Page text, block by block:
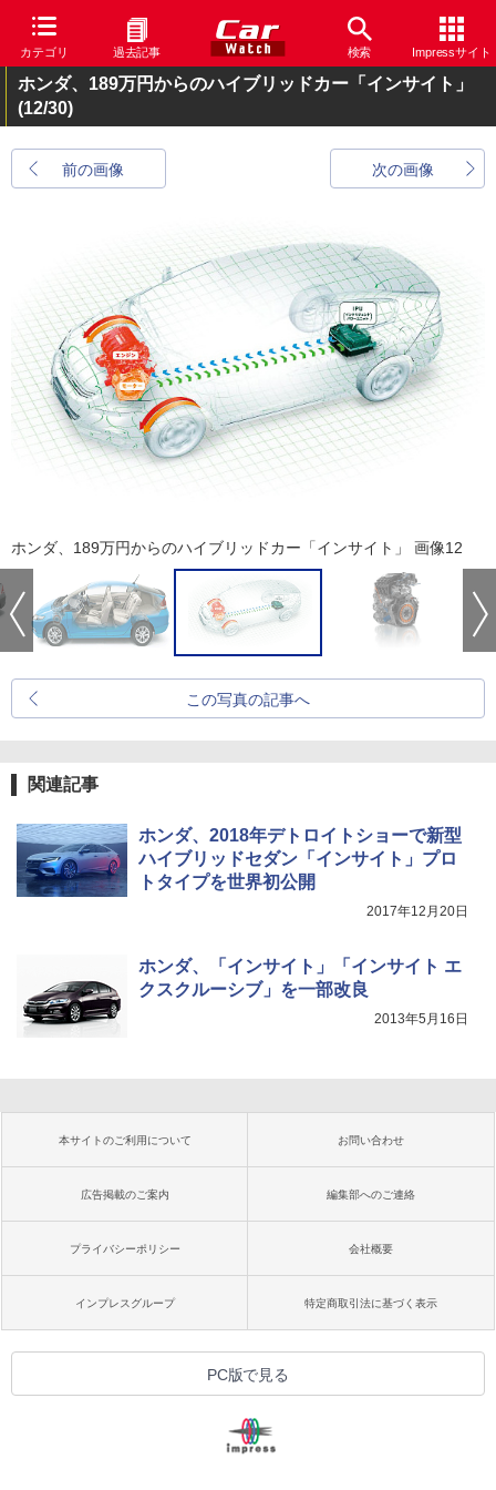
カテゴリ 過去記事 検索 Impressサイト
ホンダ、189万円からのハイブリッドカー「インサイト」
(12/30)
前の画像 次の画像
ホンダ、189万円からのハイブリッドカー「インサイト」 画像12
この写真の記事へ
関連記事
ホンダ、2018年デトロイトショーで新型
ハイブリッドセダン「インサイト」プロ
トタイプを世界初公開
2017年12月20日
ホンダ、「インサイト」「インサイト エ
クスクルーシブ」を一部改良
2013年5月16日
本サイトのご利用について お問い合わせ
広告掲載のご案内 編集部へのご連絡
プライバシーポリシー 会社概要
インプレスグループ 特定商取引法に基づく表示
PC版で見る